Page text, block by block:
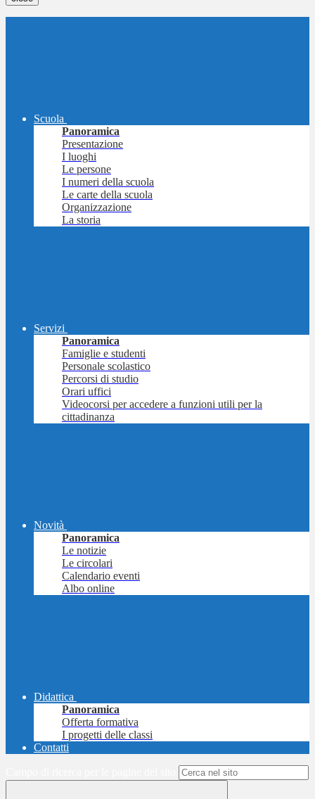
Scuola
Panoramica
Presentazione
I luoghi
Le persone
I numeri della scuola
Le carte della scuola
Organizzazione
La storia
Servizi
Panoramica
Famiglie e studenti
Personale scolastico
Percorsi di studio
Orari uffici
Videocorsi per accedere a funzioni utili per la
cittadinanza
Novità
Panoramica
Le notizie
Le circolari
Calendario eventi
Albo online
Didattica
Panoramica
Offerta formativa
I progetti delle classi
Contatti